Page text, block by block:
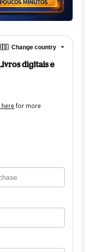
Change country
digitais e
herefor more